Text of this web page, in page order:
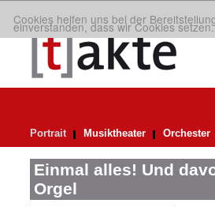
Cookies helfen uns bei der
einverstanden, dass wir Cookies
Portrait Musiktheater Orchester
Einmal alles! Und
Orgel